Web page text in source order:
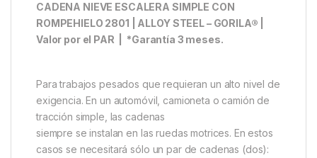
CADENA NIEVE ESCALERA SIMPLE CON
ROMPEHIELO 2801 | ALLOY STEEL – GORILA® |
Valor por el PAR | *Garantía 3 meses.
Para trabajos pesados que requieran un alto nivel de
exigencia. En un automóvil, camioneta o camión de
tracción simple, las cadenas
siempre se instalan en las ruedas motrices. En estos
casos se necesitará sólo un par de cadenas (dos):